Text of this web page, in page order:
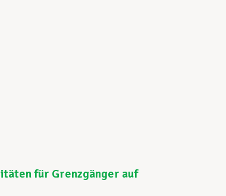
für Grenzgänger auf